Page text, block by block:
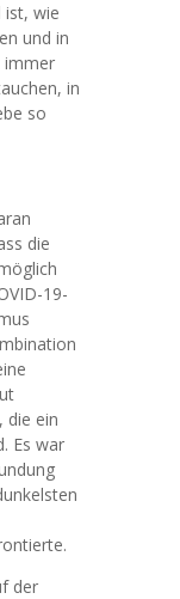
ist, wie
und in
immer
in
so
die
19-
die ein
Es war
der